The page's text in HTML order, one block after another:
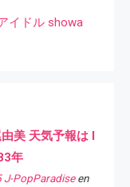
イドル showa
由美 天気予報は I
年
J-PopParadiseen